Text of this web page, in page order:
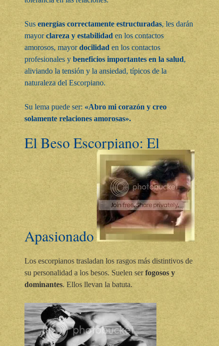
Sus energías correctamente estructuradas, les darán
mayorclareza y estabilidad en los contactos
amorosos, mayordocilidad en los contactos
profesionales y beneficios importantes en la salud,
aliviando la tensión y la ansiedad, típicos de la
naturaleza del Escorpiano.
Su lema puede ser: «Abro mi corazón y creo
solamente relaciones amorosas».
El Beso Escorpiano: El
Apasionado
Los escorpianos trasladan los rasgos más distintivos de
su personalidad a los besos. Suelen serfogosos y
dominantes. Ellos llevan la batuta.